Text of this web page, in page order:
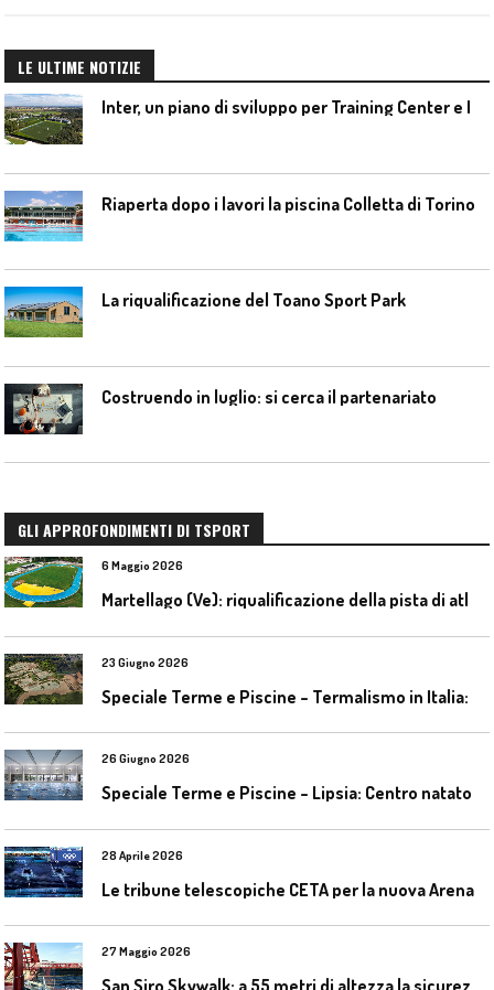
LE ULTIME NOTIZIE
Riaperta dopo i lavori la piscina Colletta di Torino
La riqualificazione del Toano Sport Park
Costruendo in luglio: si cerca il partenariato
GLI APPROFONDIMENTI DI TSPORT
6 Maggio 2026
23 Giugno 2026
26 Giugno 2026
28 Aprile 2026
27 Maggio 2026